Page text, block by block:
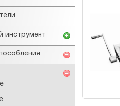
инструмент